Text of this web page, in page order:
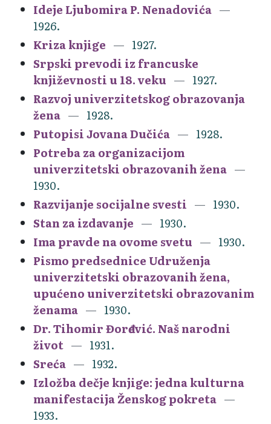
Ideje Ljubomira P. Nenadovića
1926.
Kriza knjige
1927.
Srpski prevodi iz francuske
književnosti u 18. veku
1927.
Razvoj univerzitetskog obrazovanja
žena
1928.
Putopisi Jovana Dučića
1928.
Potreba za organizacijom
univerzitetski obrazovanih žena
1930.
Razvijanje socijalne svesti
1930.
Stan za izdavanje
1930.
Ima pravde na ovome svetu
1930.
Pismo predsednice Udruženja
univerzitetski obrazovanih žena,
upućeno univerzitetski obrazovanim
ženama
1930.
Dr. Tihomir Đorđević. Naš narodni
život
1931.
Sreća
1932.
Izložba dečje knjige: jedna kulturna
manifestacija Ženskog pokreta
1933.